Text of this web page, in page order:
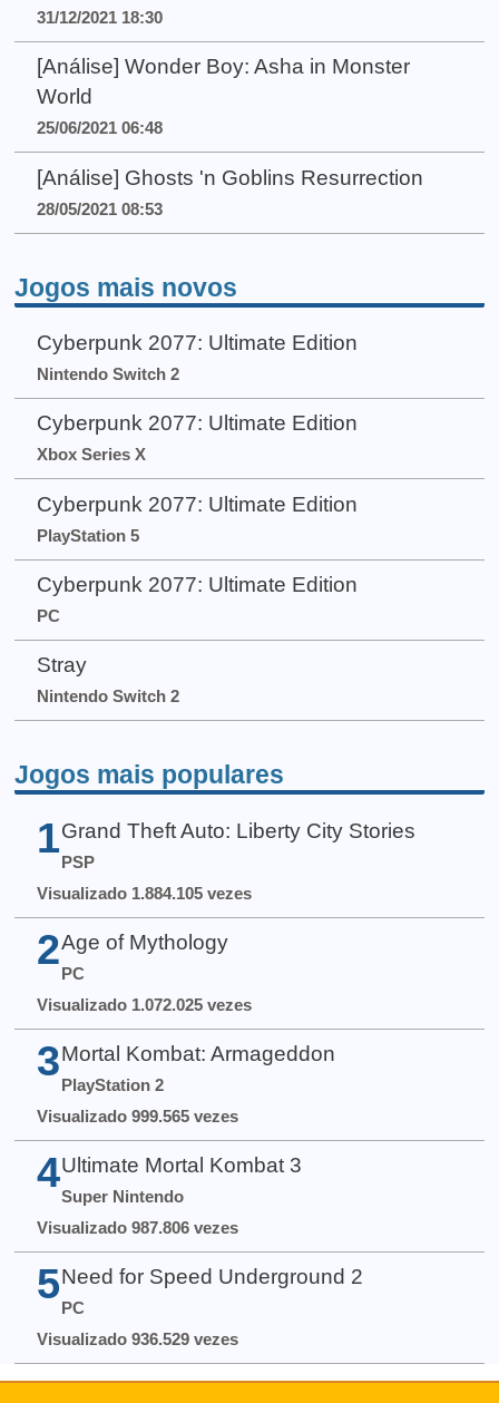
31/12/2021 18:30
[Análise] Wonder Boy: Asha in Monster
World
25/06/2021 06:48
[Análise] Ghosts 'n Goblins Resurrection
28/05/2021 08:53
Jogos mais novos
Cyberpunk 2077: Ultimate Edition
Nintendo Switch 2
Cyberpunk 2077: Ultimate Edition
Xbox Series X
Cyberpunk 2077: Ultimate Edition
PlayStation 5
Cyberpunk 2077: Ultimate Edition
PC
Stray
Nintendo Switch 2
Jogos mais populares
1 Grand Theft Auto: Liberty City Stories
PSP
Visualizado 1.884.105 vezes
2 Age of Mythology
PC
Visualizado 1.072.025 vezes
3 Mortal Kombat: Armageddon
PlayStation 2
Visualizado 999.565 vezes
4 Ultimate Mortal Kombat 3
Super Nintendo
Visualizado 987.806 vezes
5 Need for Speed Underground 2
PC
Visualizado 936.529 vezes